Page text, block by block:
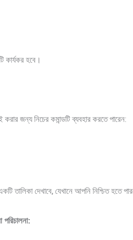
কার্যকর হবে।
জন্য নিচের কমান্ডটি ব্যবহার করতে পারেন:
দেখাবে, যেখানে আপনি নিশ্চিত হতে
পরিচালনা: